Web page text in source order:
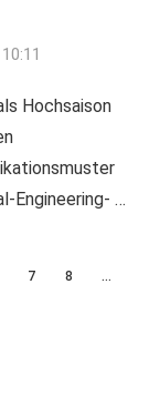
Hochsaison
Engineering- …
7 8 …